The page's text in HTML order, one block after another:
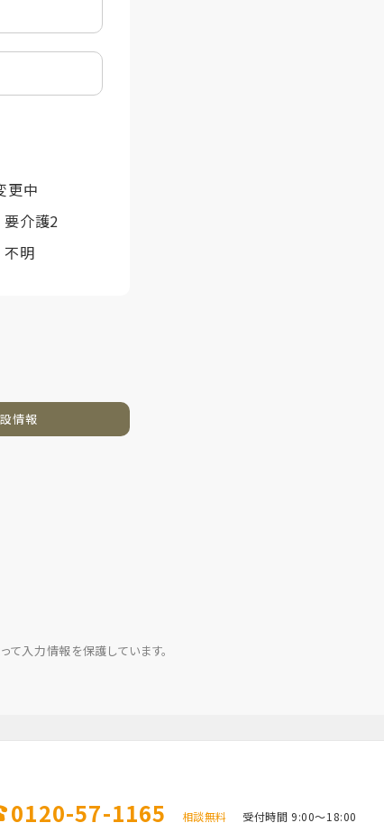
更中
要介護2
不明
情報
入力情報を保護しています。
0120-57-1165 相談無料 受付時間 9:00～18:00